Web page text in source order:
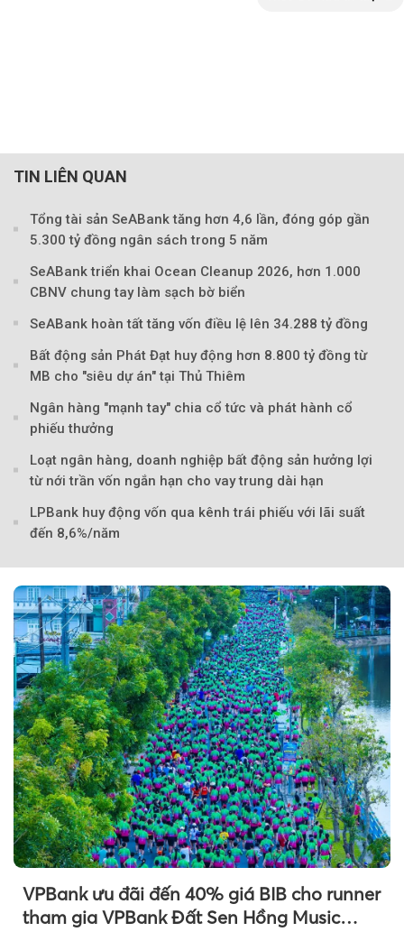
Theo Sở hữu trí
TIN LIÊN QUAN
Tổng tài sản SeABank tăng hơn 4,6 lần, đóng góp gần
5.300 tỷ đồng ngân sách trong 5 năm
SeABank triển khai Ocean Cleanup 2026, hơn 1.000
CBNV chung tay làm sạch bờ biển
SeABank hoàn tất tăng vốn điều lệ lên 34.288 tỷ đồng
Bất động sản Phát Đạt huy động hơn 8.800 tỷ đồng từ
MB cho "siêu dự án" tại Thủ Thiêm
Ngân hàng "mạnh tay" chia cổ tức và phát hành cổ
phiếu thưởng
Loạt ngân hàng, doanh nghiệp bất động sản hưởng lợi
từ nới trần vốn ngắn hạn cho vay trung dài hạn
LPBank huy động vốn qua kênh trái phiếu với lãi suất
đến 8,6%/năm
VPBank ưu đãi đến 40% giá BIB cho runner
tham gia VPBank Đất Sen Hồng Music